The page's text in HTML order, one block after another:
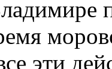
эти